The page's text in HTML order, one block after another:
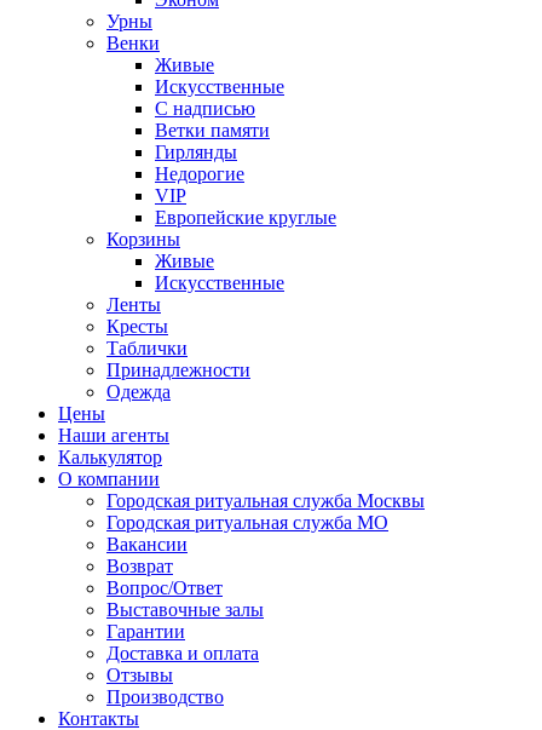
Урны
Венки
Живые
Искусственные
С надписью
Ветки памяти
Гирлянды
Недорогие
VIP
Европейские круглые
Корзины
Живые
Искусственные
Ленты
Кресты
Таблички
Принадлежности
Одежда
Цены
Наши агенты
Калькулятор
О компании
Городская ритуальная служба Москвы
Городская ритуальная служба МО
Вакансии
Возврат
Вопрос/Ответ
Выставочные залы
Гарантии
Доставка и оплата
Отзывы
Производство
Контакты